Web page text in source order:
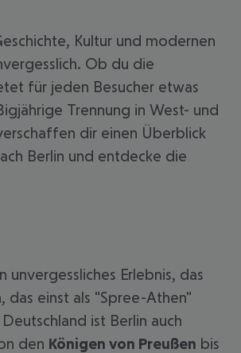
Kultur und modernen
Ob du die
für jeden Besucher etwas
Trennung in West- und
dir einen Überblick
Berlin und entdecke die
unvergessliches Erlebnis, das
das einst als "Spree-Athen"
ist Berlin auch
den Königen von Preußen bis